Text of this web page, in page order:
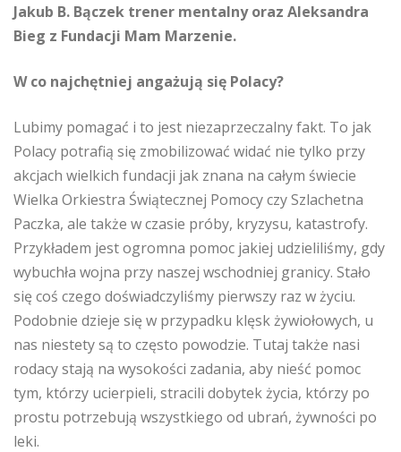
Jakub B. Bączek trener mentalny oraz Aleksandra
Bieg z Fundacji Mam Marzenie.
W co najchętniej angażują się Polacy?
Lubimy pomagać i to jest niezaprzeczalny fakt. To jak
Polacy potrafią się zmobilizować widać nie tylko przy
akcjach wielkich fundacji jak znana na całym świecie
Wielka Orkiestra Świątecznej Pomocy czy Szlachetna
Paczka, ale także w czasie próby, kryzysu, katastrofy.
Przykładem jest ogromna pomoc jakiej udzieliliśmy, gdy
wybuchła wojna przy naszej wschodniej granicy. Stało
się coś czego doświadczyliśmy pierwszy raz w życiu.
Podobnie dzieje się w przypadku klęsk żywiołowych, u
nas niestety są to często powodzie. Tutaj także nasi
rodacy stają na wysokości zadania, aby nieść pomoc
tym, którzy ucierpieli, stracili dobytek życia, którzy po
prostu potrzebują wszystkiego od ubrań, żywności po
leki.